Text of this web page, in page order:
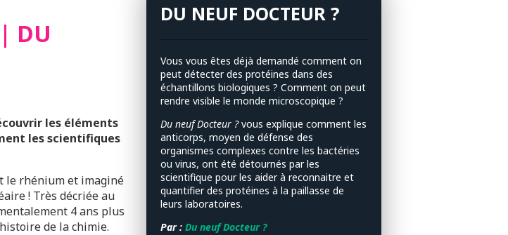
DU
les éléments
les scientifiques
le rhénium et imaginé
! Très décriée au
4 ans plus
de la chimie.
DU NEUF DOCTEUR ?
Vous vous êtes déjà demandé comment on
peut détecter des protéines dans des
échantillons biologiques ? Comment on peut
rendre visible le monde microscopique ?
Du neuf Docteur ?vous explique comment les
anticorps, moyen de défense des
organismes complexes contre les bactéries
ou virus, ont été détournés par les
scientifique pour les aider à reconnaitre et
quantifier des protéines à la paillasse de
leurs laboratoires.
Par : Du neuf Docteur ?